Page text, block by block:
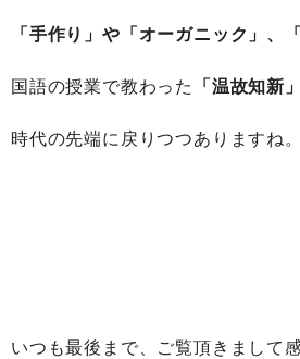
「手作り」や「オーガニック」、
国語の授業で教わった 「温故知新」
時代の先端に戻りつつありますね。
いつも最後まで、ご覧頂きまして